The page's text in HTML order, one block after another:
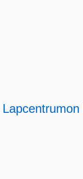
Lapcentrumon